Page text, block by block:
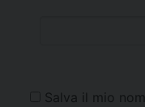
Salva il mio